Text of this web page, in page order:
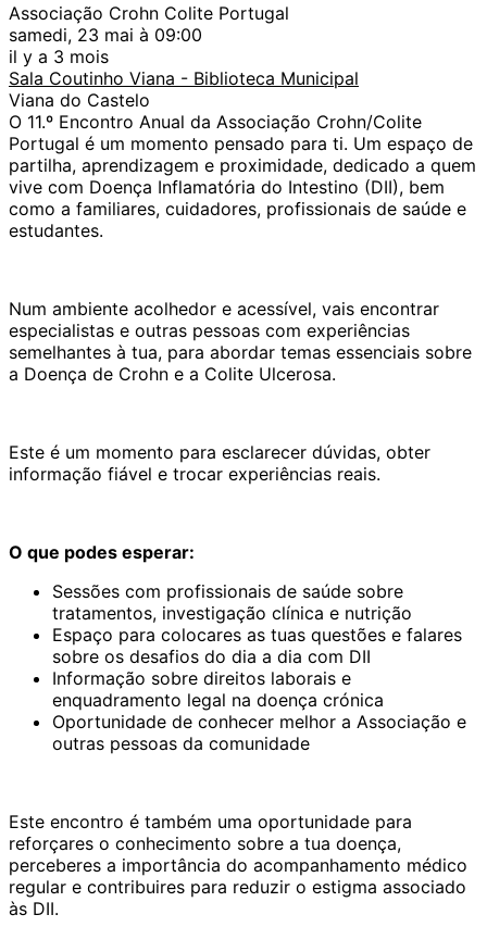
Associação Crohn Colite Portugal
samedi, 23 mai à 09:00
il y a 3 mois
Sala Coutinho Viana - Biblioteca Municipal
Viana do Castelo
O 11.º Encontro Anual da Associação Crohn/Colite
Portugal é um momento pensado para ti. Um espaço de
partilha, aprendizagem e proximidade, dedicado a quem
vive com Doença Inflamatória do Intestino (DII), bem
como a familiares, cuidadores, profissionais de saúde e
estudantes.
Num ambiente acolhedor e acessível, vais encontrar
especialistas e outras pessoas com experiências
semelhantes à tua, para abordar temas essenciais sobre
a Doença de Crohn e a Colite Ulcerosa.
Este é um momento para esclarecer dúvidas, obter
informação fiável e trocar experiências reais.
O que podes esperar:
Sessões com profissionais de saúde sobre
tratamentos, investigação clínica e nutrição
Espaço para colocares as tuas questões e falares
sobre os desafios do dia a dia com DII
Informação sobre direitos laborais e
enquadramento legal na doença crónica
Oportunidade de conhecer melhor a Associação e
outras pessoas da comunidade
Este encontro é também uma oportunidade para
reforçares o conhecimento sobre a tua doença,
perceberes a importância do acompanhamento médico
regular e contribuires para reduzir o estigma associado
às DII.